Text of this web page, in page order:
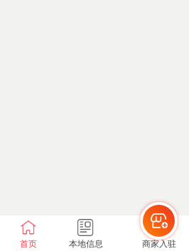
首页 本地信息 商家入驻